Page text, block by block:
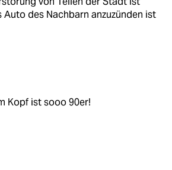
des Nachbarn anzuzünden ist
Kopf ist sooo 90er!